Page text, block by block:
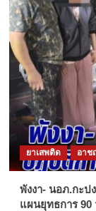
ยาเสพติด อาช
พังงา- นอภ.กะป
แผนยุทธการ 90